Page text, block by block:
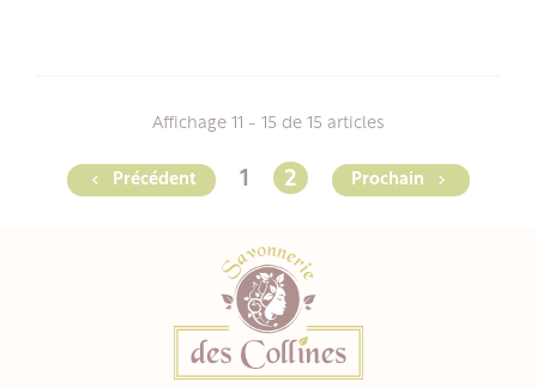
Affichage 11 - 15 de 15 articles
 Précédent 1 2 Prochain 